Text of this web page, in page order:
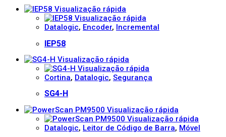
Visualização rápida
Visualização rápida
Datalogic, Encoder, Incremental
IEP58
Visualização rápida
Visualização rápida
Cortina, Datalogic, Segurança
SG4-H
Visualização rápida
Visualização rápida
Datalogic, Leitor de Código de Barra, Móvel